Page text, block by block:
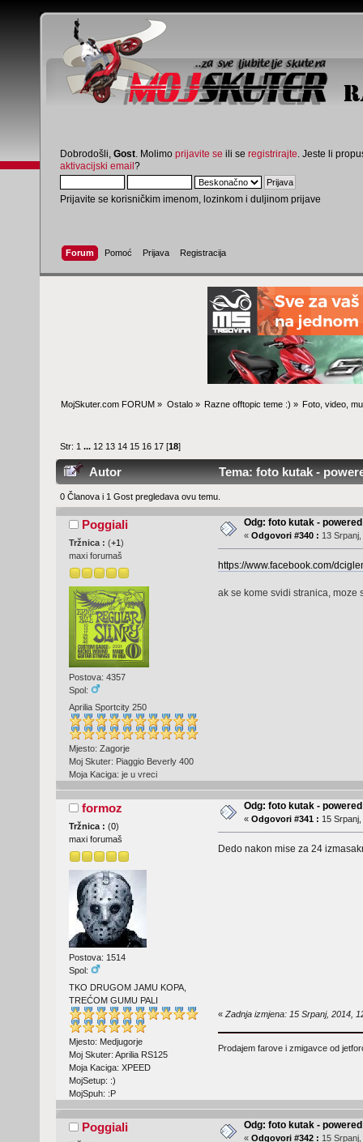
Dobrodošli, Gost . Molimo prijavite se ili se registrirajte . Jeste li
aktivacijski email?
Prijavite se korisničkim imenom, lozinkom i duljinom prijave
Forum Pomoć Prijava Registracija
MojSkuter.com FORUM » Ostalo» Razne offtopic teme :) » Foto, video,
Str: 1 ... 12 13 14 15 16 17 [18]
Autor Tema: foto kutak -
0 Članova i 1 Gost pregledava ovu temu.
Poggiali
Tržnica : (+1 )
maxi forumaš
Postova: 4357
Spol:
Aprilia Sportcity 250
Mjesto: Zagorje
Moj Skuter: Piaggio Beverly 400
Moja Kaciga: je u vreci
Odg: foto kutak -
« Odgovori #340 : 13
https://www.facebook.com/
ak se kome svidi stranica,
formoz
Tržnica : (0)
maxi forumaš
Postova: 1514
Spol:
TKO DRUGOM JAMU KOPA,
TREĆOM GUMU PALI
Mjesto: Medjugorje
Moj Skuter: Aprilia RS125
Moja Kaciga: XPEED
MojSetup: :)
MojSpuh: :P
Odg: foto kutak -
« Odgovori #341 : 15
Dedo nakon mise za 24
« Zadnja izmjena: 15 Srpanj, 2014,
Prodajem farove i zmigavce od
Poggiali Odg: foto kutak -
« Odgovori #342 : 15